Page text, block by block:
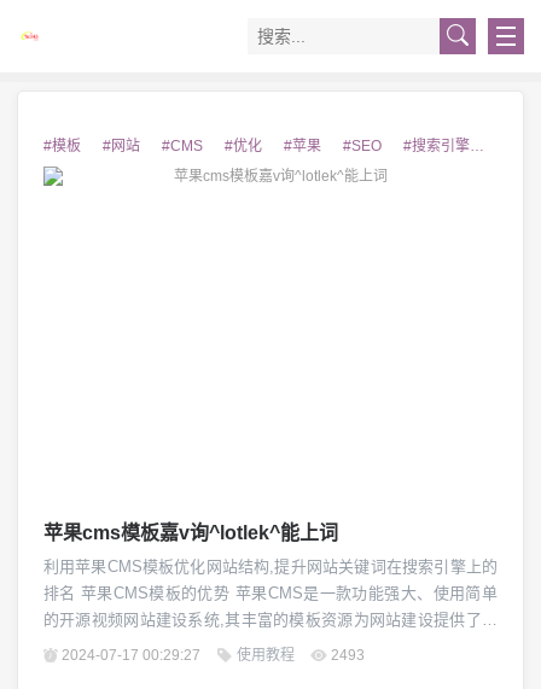
#模板 #网站 #CMS #优化 #苹果 #SEO #搜索引擎
苹果cms模板嘉v询^lotlek^能上词
利用苹果CMS模板优化网站结构,提升网站关键词在搜索引擎上的
排名 苹果CMS模板的优势 苹果CMS是一款功能强大、使用简单
的开源视频网站建设系统,其丰富的模板资源为网站建设提供了极
大的便利。苹果CMS模板具有简洁美观、响应式布局、SEO友好
2024-07-17 00:29:27 使用教程 2493